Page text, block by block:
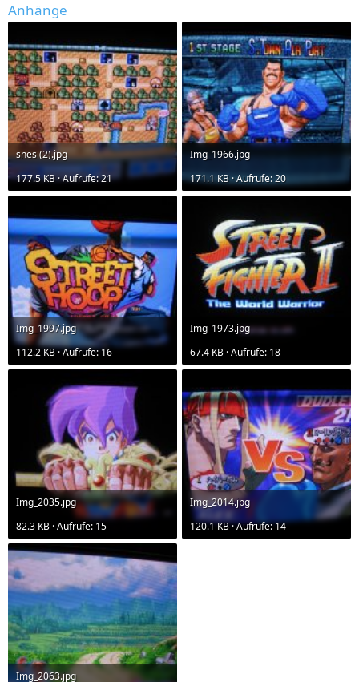
Anhänge
snes (2).jpg
177.5 KB · Aufrufe: 21
Img_1966.jpg
171.1 KB · Aufrufe: 20
Img_1997.jpg
112.2 KB · Aufrufe: 16
Img_1973.jpg
67.4 KB · Aufrufe: 18
Img_2035.jpg
82.3 KB · Aufrufe: 15
Img_2014.jpg
120.1 KB · Aufrufe: 14
Img_2063.jpg